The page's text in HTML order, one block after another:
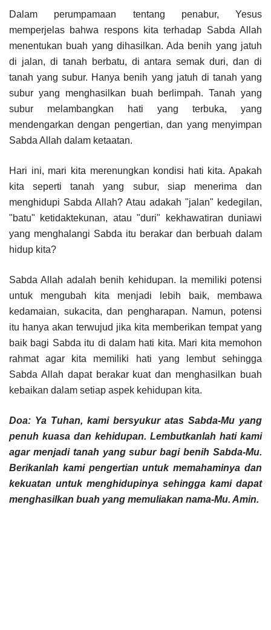
Dalam perumpamaan tentang penabur, Yesus
memperjelas bahwa respons kita terhadap Sabda Allah
menentukan buah yang dihasilkan. Ada benih yang jatuh
di jalan, di tanah berbatu, di antara semak duri, dan di
tanah yang subur. Hanya benih yang jatuh di tanah yang
subur yang menghasilkan buah berlimpah. Tanah yang
subur melambangkan hati yang terbuka, yang
mendengarkan dengan pengertian, dan yang menyimpan
Sabda Allah dalam ketaatan.
Hari ini, mari kita merenungkan kondisi hati kita. Apakah
kita seperti tanah yang subur, siap menerima dan
menghidupi Sabda Allah? Atau adakah "jalan" kedegilan,
"batu" ketidaktekunan, atau "duri" kekhawatiran duniawi
yang menghalangi Sabda itu berakar dan berbuah dalam
hidup kita?
Sabda Allah adalah benih kehidupan. Ia memiliki potensi
untuk mengubah kita menjadi lebih baik, membawa
kedamaian, sukacita, dan pengharapan. Namun, potensi
itu hanya akan terwujud jika kita memberikan tempat yang
baik bagi Sabda itu di dalam hati kita. Mari kita memohon
rahmat agar kita memiliki hati yang lembut sehingga
Sabda Allah dapat berakar kuat dan menghasilkan buah
kebaikan dalam setiap aspek kehidupan kita.
Doa: Ya Tuhan, kami bersyukur atas Sabda-Mu yang
penuh kuasa dan kehidupan. Lembutkanlah hati kami
agar menjadi tanah yang subur bagi benih Sabda-Mu.
Berikanlah kami pengertian untuk memahaminya dan
kekuatan untuk menghidupinya sehingga kami dapat
menghasilkan buah yang memuliakan nama-Mu. Amin.